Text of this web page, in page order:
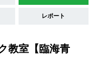
レポート
教室【臨海青